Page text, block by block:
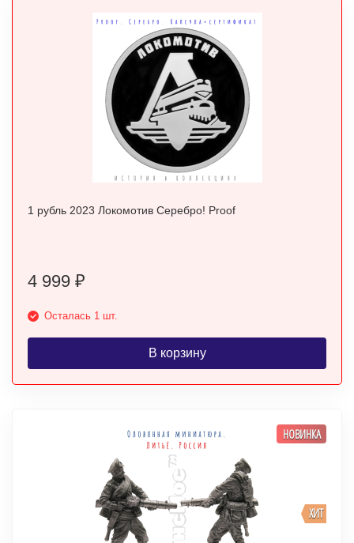
1 рубль 2023 Локомотив Серебро! Proof
4 999 ₽
Осталась 1 шт.
В корзину
ХИТ
НОВИНКА